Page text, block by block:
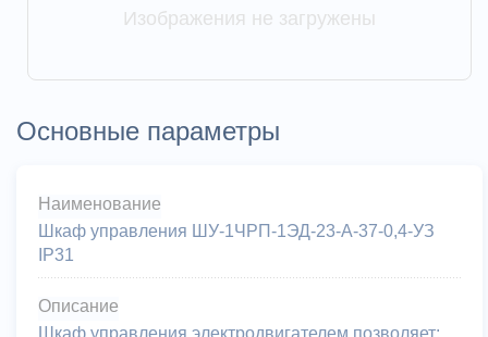
Изображения не загружены
Основные параметры
Наименование
Шкаф управления ШУ-1ЧРП-1ЭД-23-А-37-0,4-УЗ
IP31
Описание